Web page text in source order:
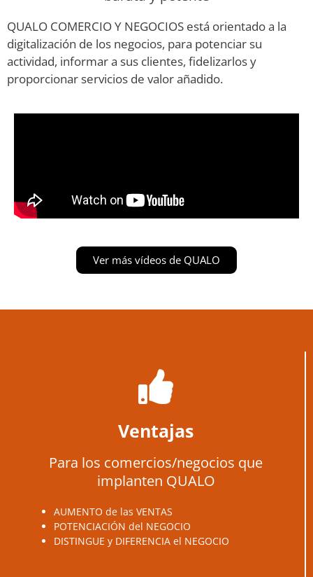
QUALO COMERCIO Y NEGOCIOS está orientado a la
digitalización de los negocios, para potenciar su
actividad, informar a sus clientes, fidelizarlos y
proporcionar servicios de valor añadido.
Para los comercios/negocios que
implanten QUALO
AUMENTO de las VENTAS
POTENCIACIÓN del NEGOCIO
DISTINGUE y DIFERENCIA el NEGOCIO